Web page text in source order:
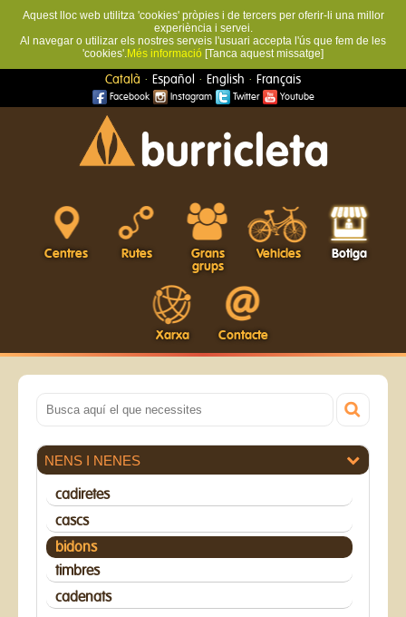
Aquest lloc web utilitza 'cookies' pròpies i de tercers per oferir-li una millor
experiència i servei.
Al navegar o utilizar els nostres serveis l'usuari accepta l'ús que fem de les
'cookies'.Més informació [Tanca aquest missatge]
Català · Español · English · Français
Facebook Instagram Twitter Youtube
Centres Rutes
Grans
grups
Vehicles Botiga
Xarxa Contacte
NENS I NENES
cadiretes
cascs
bidons
timbres
cadenats